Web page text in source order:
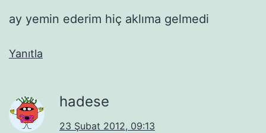
ay yemin ederim hiç aklıma gelmedi
Yanıtla
hadese
23 Şubat 2012, 09:13